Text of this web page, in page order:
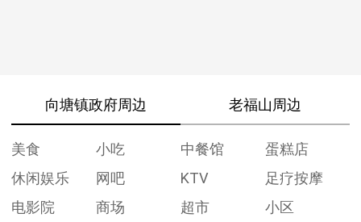
向塘镇政府周边 老福山周边
美食 小吃 中餐馆
蛋糕店
休闲娱乐
网吧 KTV
足疗按摩
电影院
商场 超市
小区